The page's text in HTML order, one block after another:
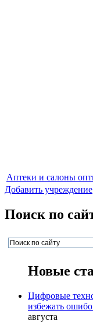
Аптеки и салоны
Добавить учреждение
Поиск по
Новые
Цифровые
избежать
августа